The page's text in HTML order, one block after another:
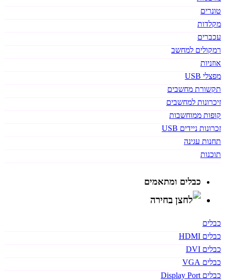
טונרים
מקלדות
עכברים
רמקולים למחשב
אוזניות
מפצלי USB
תקשורת מחשבים
זיכרונות למחשבים
קופות ממוחשבות
זכרונות ניידים USB
תחנות עגינה
תוכנות
כבלים ומתאמים
כבלים
כבלים HDMI
כבלים DVI
כבלים VGA
כבלים Display Port